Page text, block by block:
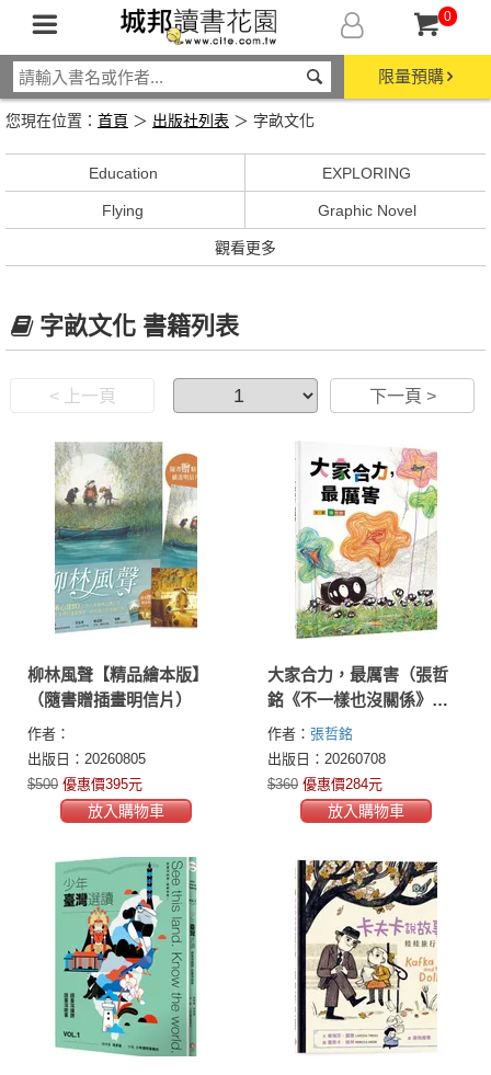
0
限量預購
您現在位置： 首頁 ＞ 出版社列表 ＞ 字畝文化
Education EXPLORING
Flying Graphic Novel
觀看更多
字畝文化 書籍列表
< 上一頁 下一頁 >
柳林風聲【精品繪本版】
（隨書贈插畫明信片）
作者：
出版日：20260805
$500 優惠價395元
放入購物車
大家合力，最厲害（張哲
銘《不一樣也沒關係》全
新續作）
作者： 張哲銘
出版日：20260708
$360 優惠價284元
放入購物車